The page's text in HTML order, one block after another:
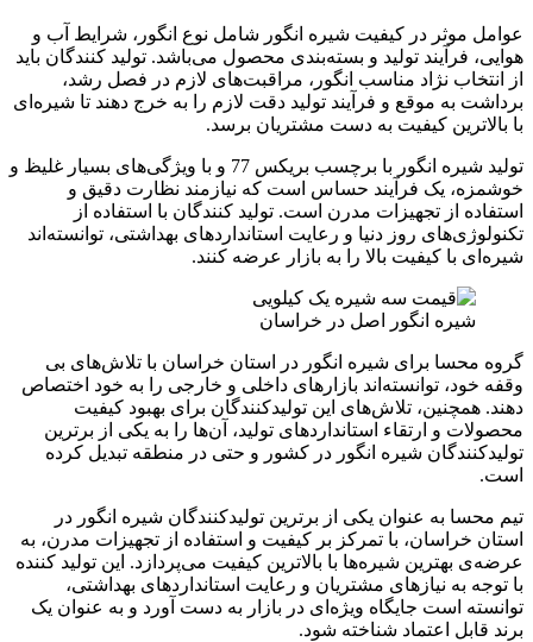
عوامل موثر در کیفیت شیره انگور شامل نوع انگور، شرایط آب و
هوایی، فرآیند تولید و بسته‌بندی محصول می‌باشد. تولید کنندگان باید
از انتخاب نژاد مناسب انگور، مراقبت‌های لازم در فصل رشد،
برداشت به موقع و فرآیند تولید دقت لازم را به خرج دهند تا شیره‌ای
با بالاترین کیفیت به دست مشتریان برسد.
تولید شیره انگور با برچسب بریکس 77 و با ویژگی‌های بسیار غلیظ و
خوشمزه، یک فرآیند حساس است که نیازمند نظارت دقیق و
استفاده از تجهیزات مدرن است. تولید کنندگان با استفاده از
تکنولوژی‌های روز دنیا و رعایت استانداردهای بهداشتی، توانسته‌اند
شیره‌ای با کیفیت بالا را به بازار عرضه کنند.
شیره انگور اصل در خراسان
گروه محسا برای شیره انگور در استان خراسان با تلاش‌های بی
وقفه خود، توانسته‌اند بازارهای داخلی و خارجی را به خود اختصاص
دهند. همچنین، تلاش‌های این تولیدکنندگان برای بهبود کیفیت
محصولات و ارتقاء استانداردهای تولید، آن‌ها را به یکی از برترین
تولیدکنندگان شیره انگور در کشور و حتی در منطقه تبدیل کرده
است.
تیم محسا به عنوان یکی از برترین تولیدکنندگان شیره انگور در
استان خراسان، با تمرکز بر کیفیت و استفاده از تجهیزات مدرن، به
عرضه‌ی بهترین شیره‌ها با بالاترین کیفیت می‌پردازد. این تولید کننده
با توجه به نیازهای مشتریان و رعایت استانداردهای بهداشتی،
توانسته است جایگاه ویژه‌ای در بازار به دست آورد و به عنوان یک
برند قابل اعتماد شناخته شود.